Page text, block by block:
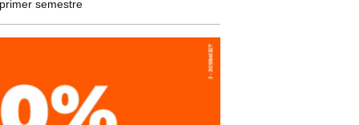
semestre